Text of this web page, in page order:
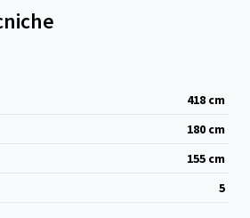
418 cm
180 cm
155 cm
5